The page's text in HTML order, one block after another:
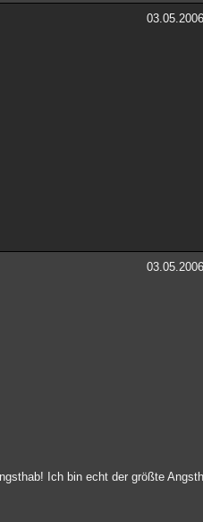
Ich bin echt der größte